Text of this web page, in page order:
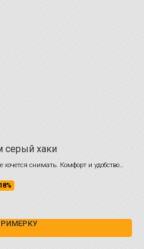
серый хаки
снимать. Комфорт и удобство